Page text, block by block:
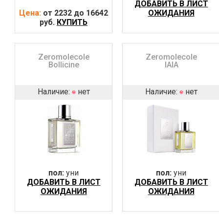
Цена: от 2232 до 16642
руб. КУПИТЬ
ДОБАВИТЬ В ЛИСТ
ОЖИДАНИЯ
Zeromolecole
Bollicine
Наличие: нет
пол: уни
ДОБАВИТЬ В ЛИСТ
ОЖИДАНИЯ
Zeromolecole
IAIA
Наличие: нет
пол: уни
ДОБАВИТЬ В ЛИСТ
ОЖИДАНИЯ